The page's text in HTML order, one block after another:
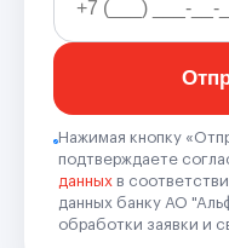
Нажимая кнопку
подтверждаете
данных в
данных банку АО
обработки заявки и